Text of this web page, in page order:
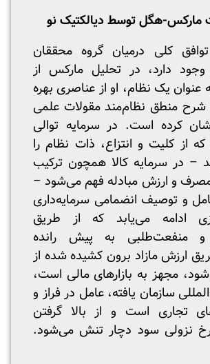
هگل توسط دیالکتیک نو
کلی درمیان گروه محققان
وجود دارد، در تحلیل مارکس از
عنوان یک نظام، او از عناصری بهره
منطق نظام‌مند مقولات علمی
کرده است. در سرمایه توالی
از کلیت و انتزاع، ذات نظام را
– در سرمایه کالا همچون ترکیب
و ارزش مبادله فهم می‌شود –
و توصیف انضمامی سرمایه‌داری
ادامه می‌یابد که از طریق
و منفعت‌طلبی به پیش رانده
ارزش مازاد برون کشیده شده از
مجهز به بازارهای مالی است،
سازمان یافته، عامل در فراز و
تجاری است و از بالا گرفتن
نزولی سود دچار تنش می‌شود.